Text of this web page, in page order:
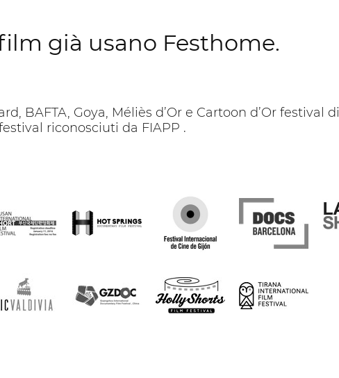
già usano Festhome.
BAFTA, Goya, Méliès d’Or e Cartoon d’Or festival di
riconosciuti da FIAPP .